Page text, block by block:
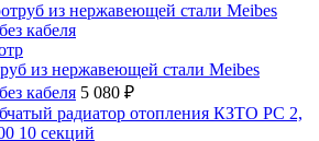
из нержавеющей стали Meibes
кабеля 5 080 ₽